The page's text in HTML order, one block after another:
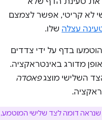
לא קריטי, אפשר לצמצם
עצלה שלו.
בדף על ידי צדדים
מדורג באינטראקציה.
השלישי מוצגפאסדה
דומה לצד שלישי המוטמע,